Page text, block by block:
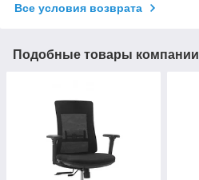
Все условия возврата
Подобные товары компании